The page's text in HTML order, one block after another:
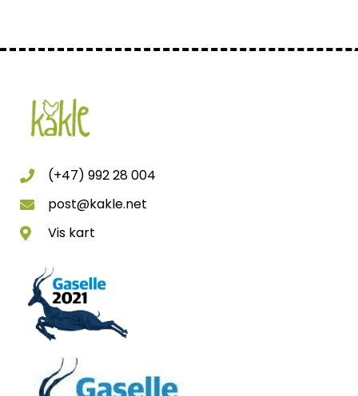
(+47) 992 28 004
post@kakle.net
Vis kart